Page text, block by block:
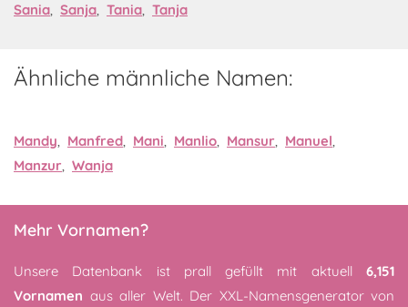
Sania, Sanja, Tania, Tanja
Ähnliche männliche Namen:
Mandy, Manfred, Mani, Manlio, Mansur, Manuel,
Manzur, Wanja
Mehr Vornamen?
Unsere Datenbank ist prall gefüllt mit aktuell 6,151
Vornamen aus aller Welt. Der XXL-Namensgenerator von